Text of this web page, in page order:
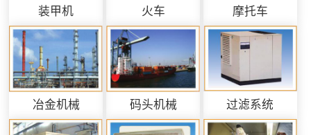
装甲机 火车 摩托车
冶金机械 码头机械 过滤系统